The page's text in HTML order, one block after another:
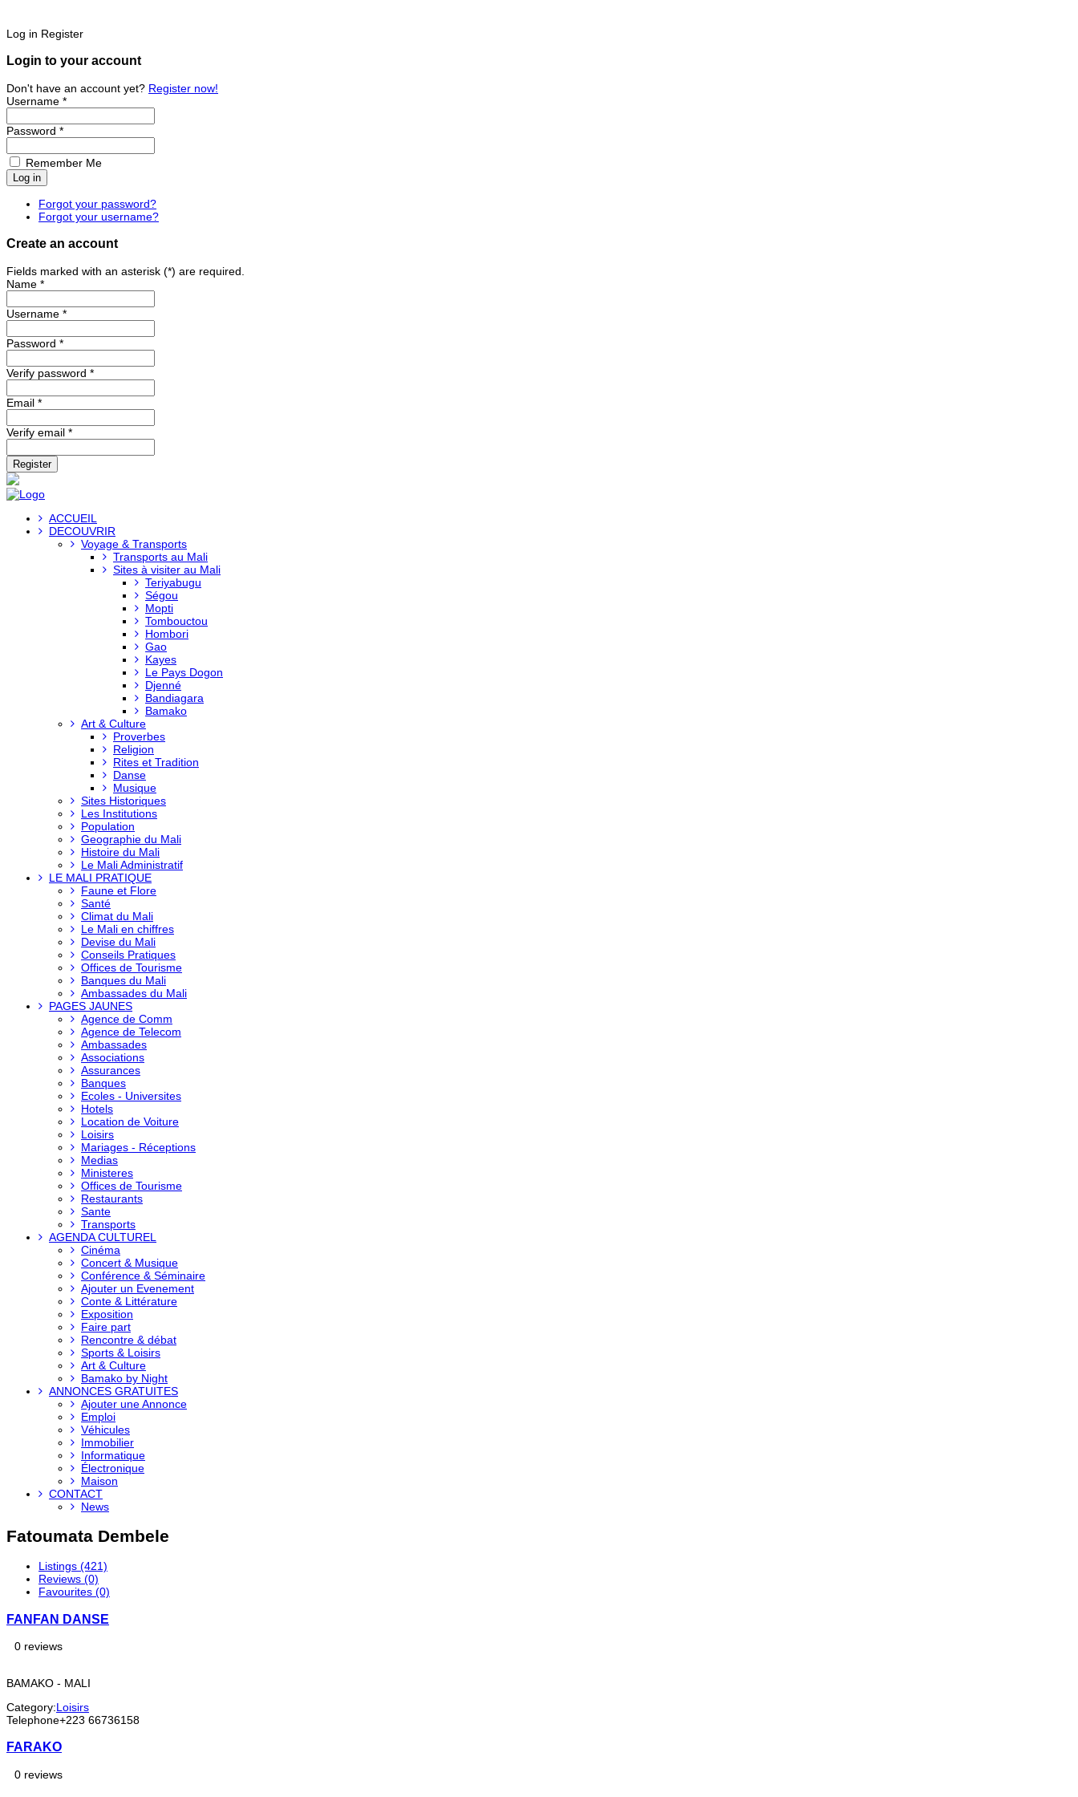
Log in Register
Login to your account
Don't have an account yet? Register now!
Username *
Password *
Remember Me
Forgot your password?
Forgot your username?
Create an account
Fields marked with an asterisk (*) are required.
Name *
Username *
Password *
Verify password *
Email *
Verify email *
Register
ACCUEIL
DECOUVRIR
Voyage & Transports
Transports au Mali
Sites à visiter au Mali
Teriyabugu
Ségou
Mopti
Tombouctou
Hombori
Gao
Kayes
Le Pays Dogon
Djenné
Bandiagara
Bamako
Art & Culture
Proverbes
Religion
Rites et Tradition
Danse
Musique
Sites Historiques
Les Institutions
Population
Geographie du Mali
Histoire du Mali
Le Mali Administratif
LE MALI PRATIQUE
Faune et Flore
Santé
Climat du Mali
Le Mali en chiffres
Devise du Mali
Conseils Pratiques
Offices de Tourisme
Banques du Mali
Ambassades du Mali
PAGES JAUNES
Agence de Comm
Agence de Telecom
Ambassades
Associations
Assurances
Banques
Ecoles - Universites
Hotels
Location de Voiture
Loisirs
Mariages - Réceptions
Medias
Ministeres
Offices de Tourisme
Restaurants
Sante
Transports
AGENDA CULTUREL
Cinéma
Concert & Musique
Conférence & Séminaire
Ajouter un Evenement
Conte & Littérature
Exposition
Faire part
Rencontre & débat
Sports & Loisirs
Art & Culture
Bamako by Night
ANNONCES GRATUITES
Ajouter une Annonce
Emploi
Véhicules
Immobilier
Informatique
Électronique
Maison
CONTACT
News
Fatoumata Dembele
Listings (421)
Reviews (0)
Favourites (0)
FANFAN DANSE
0 reviews
BAMAKO - MALI
Category:Loisirs
Telephone+223 66736158
FARAKO
0 reviews